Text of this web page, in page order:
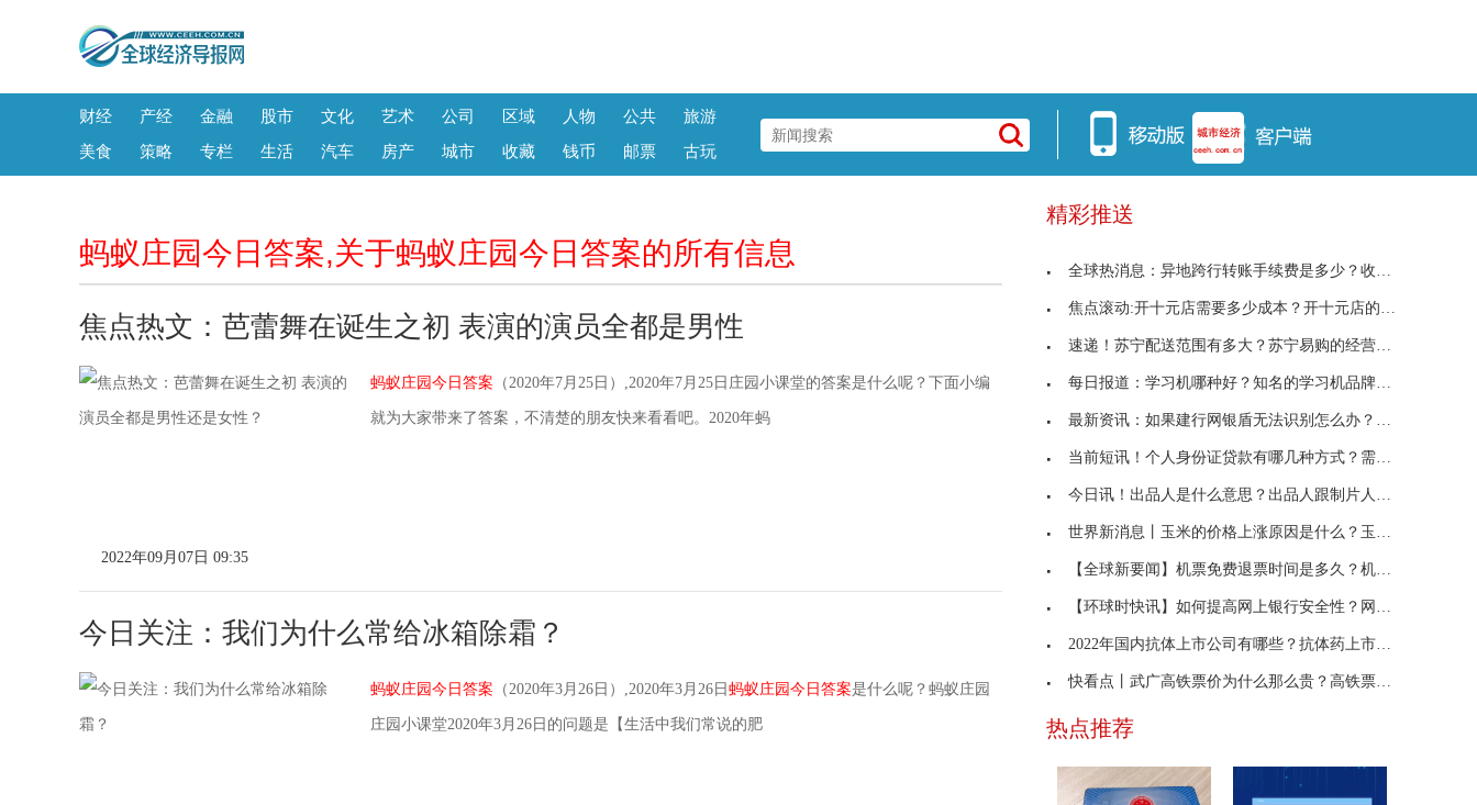
财经 产经 金融 股市 文化 艺术 公司 区域 人物 公共
旅游
美食
策略 专栏 生活 汽车 房产 城市 收藏 钱币 邮票 古玩
蚂蚁庄园今日答案,关于蚂蚁庄园今日答案的所有信息
焦点热文：芭蕾舞在诞生之初 表演的演员全都是男性
蚂蚁庄园今日答案 （2020年7月25日）,2020年7月25日庄园小课堂的答案是什么呢？下面小编
就为大家带来了答案，不清楚的朋友快来看看吧。2020年蚂
2022年09月07日 09:35
今日关注：我们为什么常给冰箱除霜？
蚂蚁庄园今日答案 （2020年3月26日）,2020年3月26日 蚂蚁庄园今日答案是什么呢？蚂蚁庄园
庄园小课堂2020年3月26日的问题是【生活中我们常说的肥
精彩推送
全球热消息：异地跨行转账手续费是多少？收费标准是
焦点滚动:开十元店需要多少成本？开十元店的利润有
速递！苏宁配送范围有多大？苏宁易购的经营方式是怎
每日报道：学习机哪种好？知名的学习机品牌有哪些？
最新资讯：如果建行网银盾无法识别怎么办？在安装过
当前短讯！个人身份证贷款有哪几种方式？需要提交什
今日讯！出品人是什么意思？出品人跟制片人有什么区
世界新消息丨玉米的价格上涨原因是什么？玉米价格持
【全球新要闻】机票免费退票时间是多久？机票免费退
【环球时快讯】如何提高网上银行安全性？网上银行的
2022年国内抗体上市公司有哪些？抗体药上市公司排名
快看点丨武广高铁票价为什么那么贵？高铁票价格怎么
热点推荐